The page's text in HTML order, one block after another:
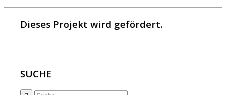
Dieses Projekt wird gefördert.
SUCHE